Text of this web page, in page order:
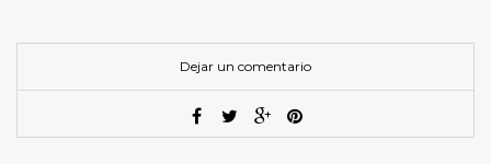
Dejar un comentario